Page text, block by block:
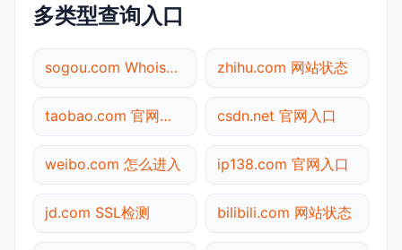
多类型查询入口
sogou.com Whois查询 zhihu.com 网站状态
taobao.com 官网入口 csdn.net 官网入口
weibo.com 怎么进入 ip138.com 官网入口
jd.com SSL检测 bilibili.com 网站状态